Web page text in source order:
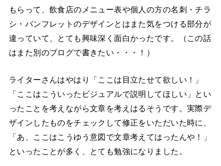
もらって、飲食店のメニュー表や個人の方の名刺・チラ
シ・パンフレットのデザインとはまた気をつける部分が
違っていて、とても興味深く面白かったです。（この話
はまた別のブログで書きたい・・・！）
ライターさんはやはり「ここは目立たせて欲しい！」
「ここはこういったビジュアルで説明してほしい」とい
ったことを考えながら文章を考えはるそうです。実際デ
ザインしたものをチェックして修正をいただいた時に、
「あ、ここはこうゆう意図で文章考えてはったんや！」
といったことが多く、とても勉強になりました。